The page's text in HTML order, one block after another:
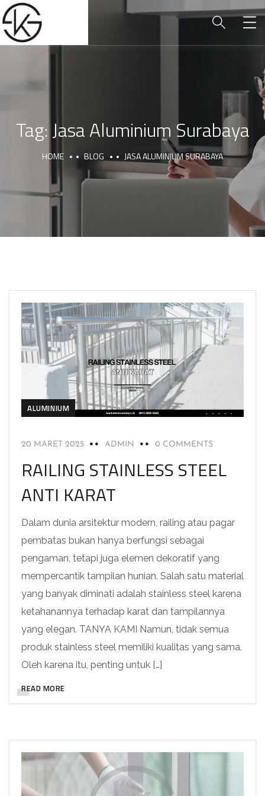
Tag: Jasa Aluminium Surabaya
HOME BLOG JASA ALUMINIUM SURABAYA
ALUMINIUM
20 MARET 2025 ADMIN 0 COMMENTS
RAILING STAINLESS STEEL
ANTI KARAT
Dalam dunia arsitektur modern, railing atau pagar
pembatas bukan hanya berfungsi sebagai
pengaman, tetapi juga elemen dekoratif yang
mempercantik tampilan hunian. Salah satu material
yang banyak diminati adalah stainless steel karena
ketahanannya terhadap karat dan tampilannya
yang elegan. TANYA KAMI Namun, tidak semua
produk stainless steel memiliki kualitas yang sama.
Oleh karena itu, penting untuk […]
READ MORE